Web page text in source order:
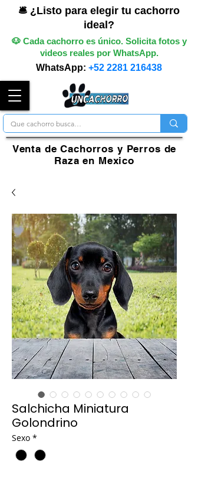
🛎️ ¿Listo para elegir tu cachorro
ideal?
🐶 Cada cachorro es único. Solicita fotos y
videos reales por WhatsApp.
WhatsApp: +52 2281 216438
Venta de Cachorros y Perros de
Raza en Mexico
Salchicha Miniatura
Golondrino
Sexo *